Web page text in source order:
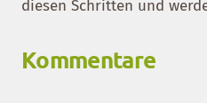
diesen Schritten und
Kommentare